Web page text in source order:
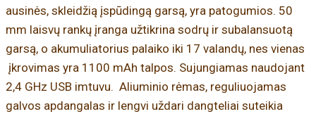
ausinės, skleidžią įspūdingą garsą, yra patogumios. 50
mm laisvų rankų įranga užtikrina sodrų ir subalansuotą
garsą, o akumuliatorius palaiko iki 17 valandų, nes vienas
įkrovimas yra 1100 mAh talpos. Sujungiamas naudojant
2,4 GHz USB imtuvu. Aliuminio rėmas, reguliuojamas
galvos apdangalas ir lengvi uždari dangteliai suteikia